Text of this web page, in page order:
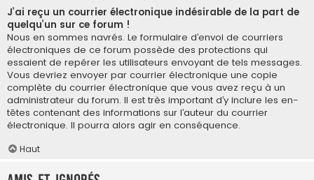
J’ai reçu un courrier électronique indésirable de la part de
quelqu’un sur ce forum !
Nous en sommes navrés. Le formulaire d’envoi de courriers
électroniques de ce forum possède des protections qui
essaient de repérer les utilisateurs envoyant de tels messages.
Vous devriez envoyer par courrier électronique une copie
complète du courrier électronique que vous avez reçu à un
administrateur du forum. Il est très important d’y inclure les en-
têtes contenant des informations sur l’auteur du courrier
électronique. Il pourra alors agir en conséquence.
Haut